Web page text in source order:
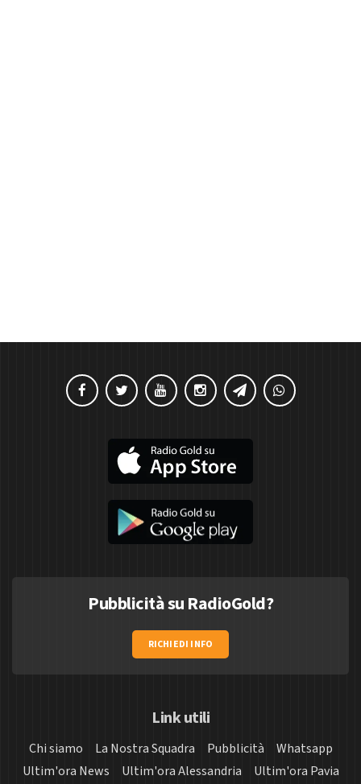
Pubblicità su RadioGold?
RICHIEDI INFO
Link utili
Chi siamo La Nostra Squadra Pubblicità
Whatsapp
Ultim'ora News
Ultim'ora Alessandria
Ultim'ora Pavia